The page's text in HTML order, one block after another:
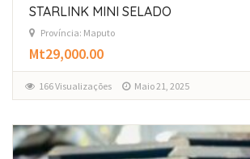
STARLINK MINI SELADO
Província: Maputo
Mt29,000.00
166 Visualizações Maio 21, 2025